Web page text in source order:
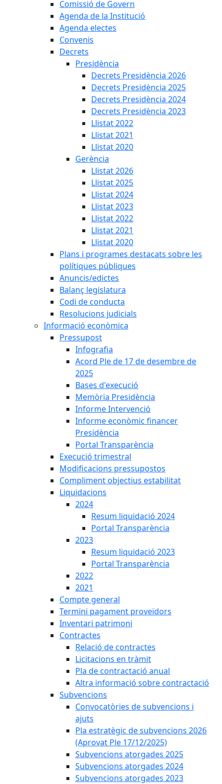
Comissió de Govern
Agenda de la Institució
Agenda electes
Convenis
Decrets
Presidència
Decrets Presidència 2026
Decrets Presidència 2025
Decrets Presidència 2024
Decrets Presidència 2023
Llistat 2022
Llistat 2021
Llistat 2020
Gerència
Llistat 2026
Llistat 2025
Llistat 2024
Llistat 2023
Llistat 2022
Llistat 2021
Llistat 2020
Plans i programes destacats sobre les
polítiques públiques
Anuncis/edictes
Balanç legislatura
Codi de conducta
Resolucions judicials
Informació econòmica
Pressupost
Infografia
Acord Ple de 17 de desembre de
2025
Bases d'execució
Memòria Presidència
Informe Intervenció
Informe econòmic financer
Presidència
Portal Transparència
Execució trimestral
Modificacions pressupostos
Compliment objectius estabilitat
Liquidacions
2024
Resum liquidació 2024
Portal Transparència
2023
Resum liquidació 2023
Portal Transparència
2022
2021
Compte general
Termini pagament proveïdors
Inventari patrimoni
Contractes
Relació de contractes
Licitacions en tràmit
Pla de contractació anual
Altra informació sobre contractació
Subvencions
Convocatòries de subvencions i
ajuts
Pla estratègic de subvencions 2026
(Aprovat Ple 17/12/2025)
Subvencions atorgades 2025
Subvencions atorgades 2024
Subvencions atorgades 2023